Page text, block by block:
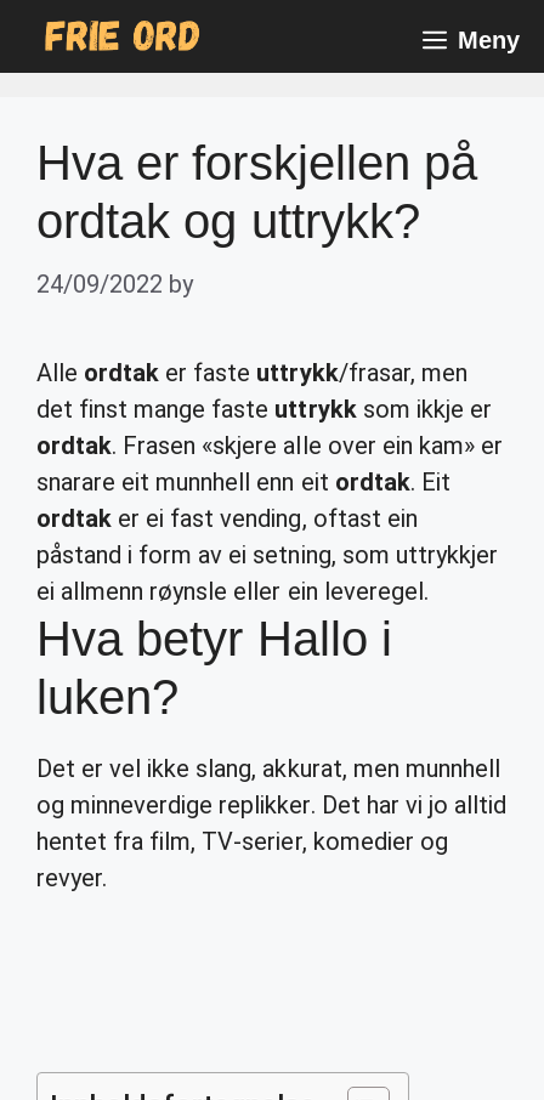
Meny
Hva er forskjellen på
ordtak og uttrykk?
24/09/2022 by
Alle ordtak er faste uttrykk/frasar, men
det finst mange faste uttrykksom ikkje er
ordtak. Frasen «skjere alle over ein kam» er
snarare eit munnhell enn eit ordtak. Eit
ordtak er ei fast vending, oftast ein
påstand i form av ei setning, som uttrykkjer
ei allmenn røynsle eller ein leveregel.
Hva betyr Hallo i
luken?
Det er vel ikke slang, akkurat, men munnhell
og minneverdige replikker. Det har vi jo alltid
hentet fra film, TV-serier, komedier og
revyer.